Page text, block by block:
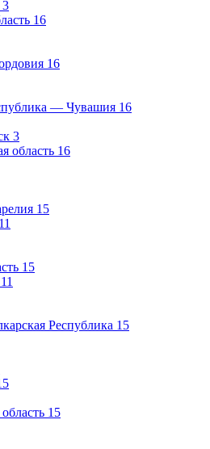
3
16
16
— Чувашия 16
3
область 16
15
11
15
11
Республика 15
15